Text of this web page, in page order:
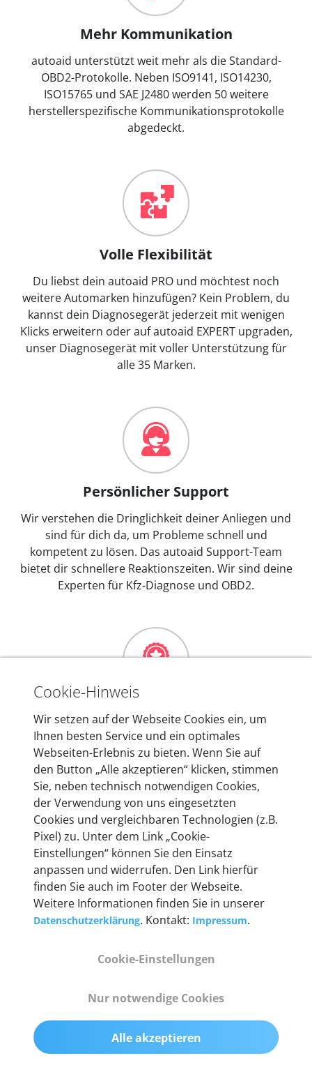
Mehr Kommunikation
autoaid unterstützt weit mehr als die Standard-
OBD2-Protokolle. Neben ISO9141, ISO14230,
ISO15765 und SAE J2480 werden 50 weitere
herstellerspezifische Kommunikationsprotokolle
abgedeckt.
Volle Flexibilität
Du liebst dein autoaid PRO und möchtest noch
weitere Automarken hinzufügen? Kein Problem, du
kannst dein Diagnosegerät jederzeit mit wenigen
Klicks erweitern oder auf autoaid EXPERT upgraden,
unser Diagnosegerät mit voller Unterstützung für
alle 35 Marken.
Persönlicher Support
Wir verstehen die Dringlichkeit deiner Anliegen und
sind für dich da, um Probleme schnell und
kompetent zu lösen. Das autoaid Support-Team
bietet dir schnellere Reaktionszeiten. Wir sind deine
Experten für Kfz-Diagnose und OBD2.
Mehr als 10 Jahre Erfahrung
In den Kfz-Diagnosegeräten von autoaid stecken
mehr als 10 Jahre Erfahrung, und auch in Zukunft
entwickeln wir unsere Produkte am Standort in
Berlin laufend weiter. Auf diese Qualität vertrauen
heute mehr als 60.000 Privatkunden und
Unternehmen.
Technische Details &
Gewicht
Cookie-Hinweis
Wir setzen auf der Webseite Cookies ein, um
Ihnen besten Service und ein optimales
Webseiten-Erlebnis zu bieten. Wenn Sie auf
den Button „Alle akzeptieren“ klicken, stimmen
Sie, neben technisch notwendigen Cookies,
der Verwendung von uns eingesetzten
Cookies und vergleichbaren Technologien (z.B.
Pixel) zu. Unter dem Link „Cookie-
Einstellungen“ können Sie den Einsatz
anpassen und widerrufen. Den Link hierfür
finden Sie auch im Footer der Webseite.
Weitere Informationen finden Sie in unserer
Datenschutzerklärung. Kontakt: Impressum.
Cookie-Einstellungen
Nur notwendige Cookies
Alle akzeptieren